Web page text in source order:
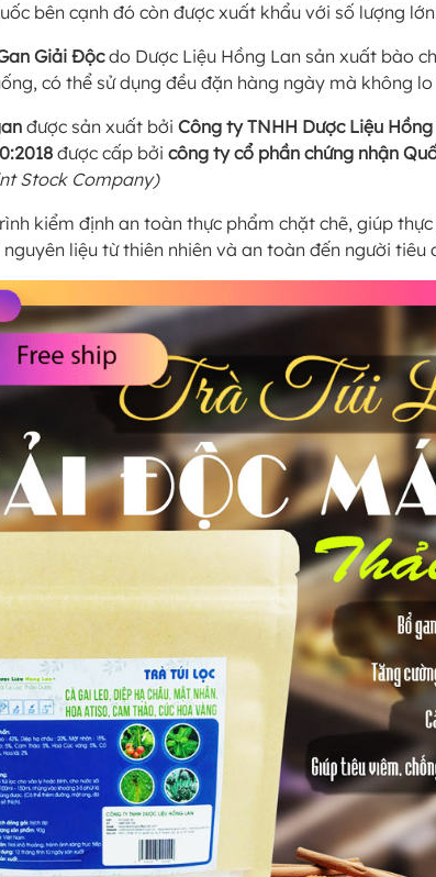
bên cạnh đó còn được xuất khẩu với số lượng
Giải Độcdo Dược Liệu Hồng Lan sản xuất bào
có thể sử dụng đều đặn hàng ngày mà không
được sản xuất bởi Công ty TNHH Dược Liệu
được cấp bởi công ty cổ phần chứng nhận
Stock Company)
kiểm định an toàn thực phẩm chặt chẽ, giúp
liệu từ thiên nhiên và an toàn đến người tiêu